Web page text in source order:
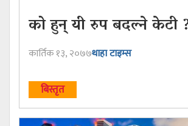
को हुन् यी रुप बदल्ने केटी
कार्तिक १३, २०७७थाहा टाइम्स
बिस्तृत